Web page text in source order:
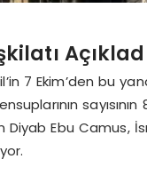
7 Ekim’den bu
Ebu Camus,